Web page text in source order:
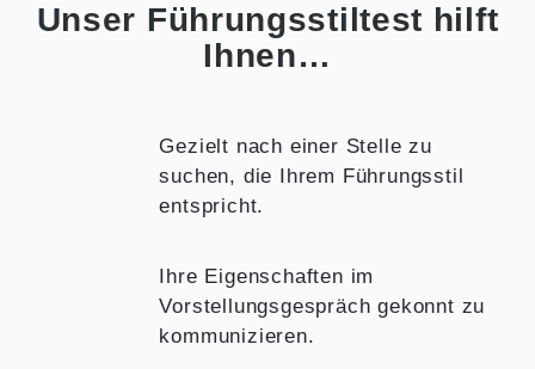
Unser Führungsstiltest hilft
Ihnen…
Gezielt nach einer Stelle zu
suchen, die Ihrem Führungsstil
entspricht.
Ihre Eigenschaften im
Vorstellungsgespräch gekonnt zu
kommunizieren.